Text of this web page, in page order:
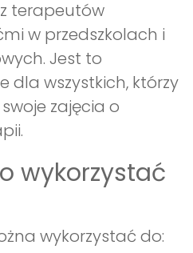
terapeutów
w przedszkolach i
Jest to
dla wszystkich, którzy
zajęcia o
wykorzystać
wykorzystać do: